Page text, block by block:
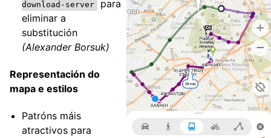
download-server para
eliminar a
substitución
(Alexander Borsuk)
Representación do
mapa e estilos
Patróns máis
atractivos para